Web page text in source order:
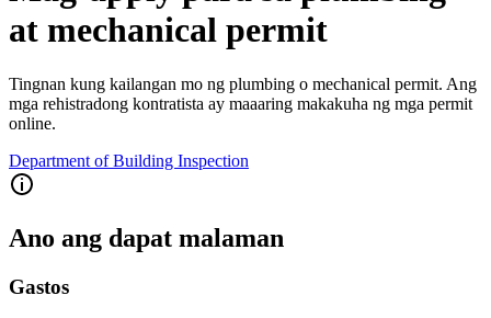
at mechanical permit
Tingnan kung kailangan mo ng plumbing o mechanical permit. Ang
mga rehistradong kontratista ay maaaring makakuha ng mga permit
online.
Department of Building Inspection
Ano ang dapat malaman
Gastos